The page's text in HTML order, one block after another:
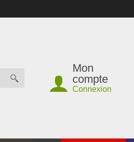
Mon
compte
Connexion